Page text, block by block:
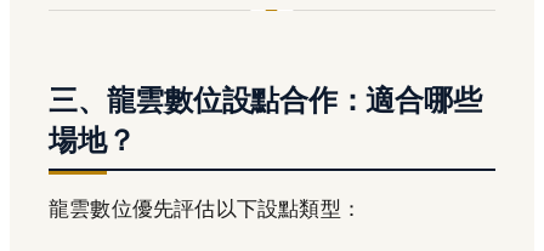
三、龍雲數位設點合作：適合哪些
場地？
龍雲數位優先評估以下設點類型：